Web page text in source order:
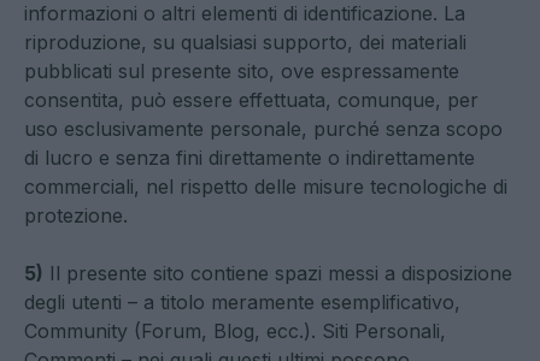
informazioni o altri elementi di identificazione. La
riproduzione, su qualsiasi supporto, dei materiali
pubblicati sul presente sito, ove espressamente
consentita, può essere effettuata, comunque, per
uso esclusivamente personale, purché senza scopo
di lucro e senza fini direttamente o indirettamente
commerciali, nel rispetto delle misure tecnologiche di
protezione.
5) Il presente sito contiene spazi messi a disposizione
degli utenti – a titolo meramente esemplificativo,
Community (Forum, Blog, ecc.). Siti Personali,